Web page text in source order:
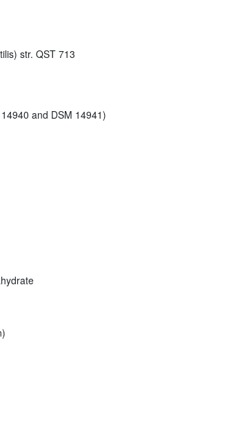
str. QST 713
and DSM 14941)